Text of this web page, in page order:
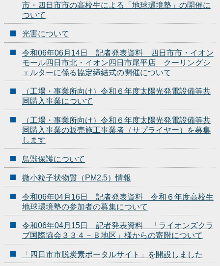
市・四日市市の高校生による「地球環境塾」の開催に
ついて
光害について
令和06年06月14日 記者発表資料 四日市市・イオン
モール四日市北・イオン四日市尾平店 クーリングシ
ェルターに係る協定締結式の開催について
（工場・事業所向け）令和６年度太陽光発電設備等共
同購入事業について
（工場・事業所向け）令和６年度太陽光発電設備等共
同購入事業の販売施工事業者（サプライヤー）を募集
します
鳥獣保護について
微小粒子状物質（PM2.5）情報
令和06年04月16日 記者発表資料 令和６年度高校生
地球環境塾の参加者の募集について
令和06年04月15日 記者発表資料 「ライオンズクラ
ブ国際協会３３４－Ｂ地区」様からの寄附について
「四日市市脱炭素ポータルサイト」を開設しました